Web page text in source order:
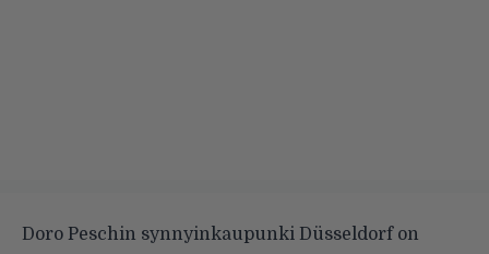
Doro Peschin synnyinkaupunki Düsseldorf on